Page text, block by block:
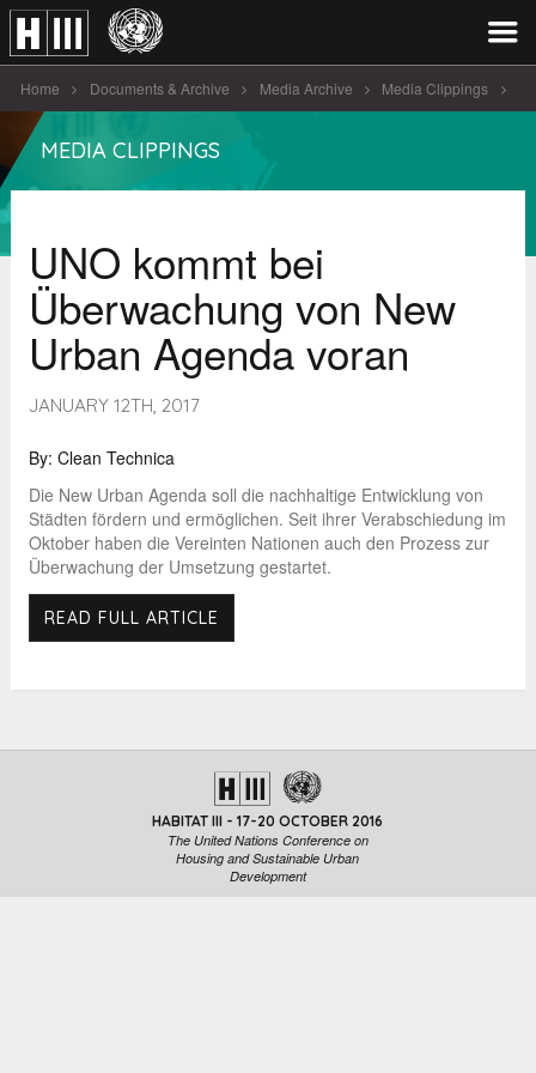
Home Documents & Archive Media Archive Media Clippings
UNO kommt bei Überwachung von New [...]
MEDIA CLIPPINGS
UNO kommt bei
Überwachung von New
Urban Agenda voran
JANUARY 12TH, 2017
By: Clean Technica
Die New Urban Agenda soll die nachhaltige Entwicklung von
Städten fördern und ermöglichen. Seit ihrer Verabschiedung im
Oktober haben die Vereinten Nationen auch den Prozess zur
Überwachung der Umsetzung gestartet.
READ FULL ARTICLE
HABITAT III - 17-20 OCTOBER 2016
The United Nations Conference on
Housing and Sustainable Urban
Development